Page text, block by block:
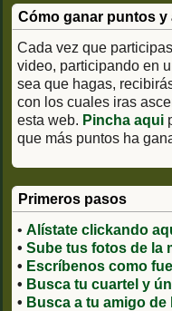
Cómo ganar puntos y
Cada vez que
video, participando en
sea que hagas,
con los cuales iras
esta web. Pincha aqui
que más puntos ha
Primeros pasos
• Alístate clickando
• Sube tus fotos de la
• Escríbenos como
• Busca tu cuartel y
• Busca a tu amigo de